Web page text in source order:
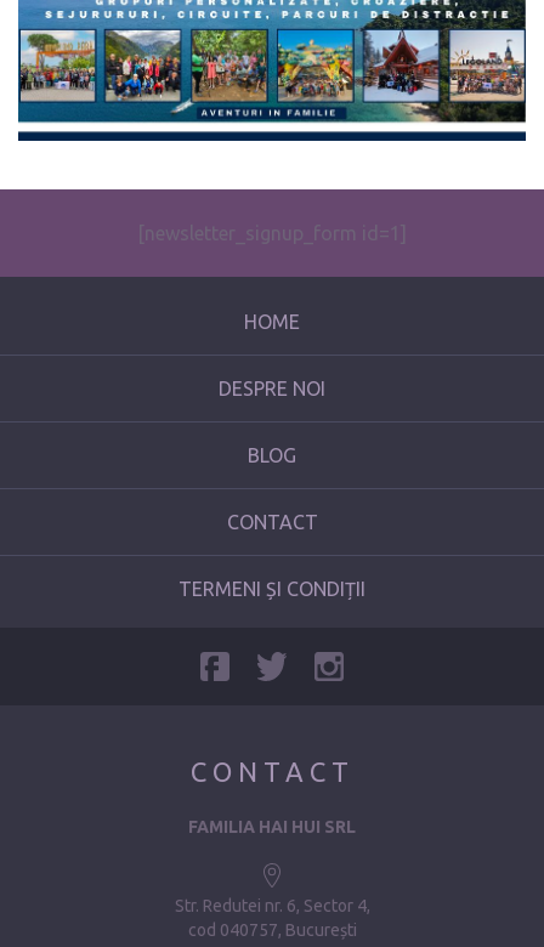
[newsletter_signup_form id=1]
HOME
DESPRE NOI
BLOG
CONTACT
TERMENI ȘI CONDIȚII
CONTACT
FAMILIA HAI HUI SRL
Str. Redutei nr. 6, Sector 4
cod 040757, București